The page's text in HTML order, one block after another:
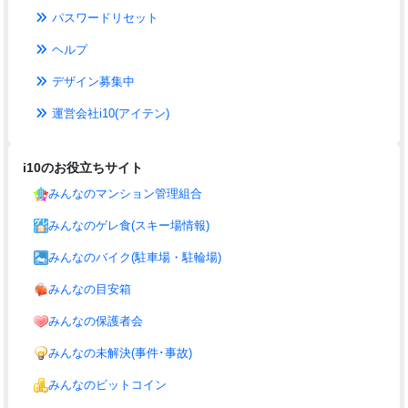
パスワードリセット
ヘルプ
デザイン募集中
運営会社i10(アイテン)
i10のお役立ちサイト
みんなのマンション管理組合
みんなのゲレ食(スキー場情報)
みんなのバイク(駐車場・駐輪場)
みんなの目安箱
みんなの保護者会
みんなの未解決(事件･事故)
みんなのビットコイン